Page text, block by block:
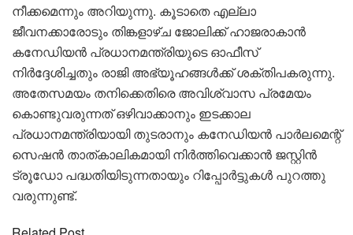
നീക്കമെന്നും അറിയുന്നു. കൂടാതെ എല്ലാ
ജീവനക്കാരോടും തിങ്കളാഴ്ച ജോലിക്ക് ഹാജരാകാൻ
കനേഡിയൻ പ്രധാനമന്ത്രിയുടെ ഓഫീസ്
നിർദ്ദേശിച്ചതും രാജി അഭ്യൂഹങ്ങൾക്ക് ശക്തിപകരുന്നു.
അതേസമയം തനിക്കെതിരെ അവിശ്വാസ പ്രമേയം
കൊണ്ടുവരുന്നത് ഒഴിവാക്കാനും ഇടക്കാല
പ്രധാനമന്ത്രിയായി തുടരാനും കനേഡിയൻ പാർലമെന്റ്
സെഷൻ താത്കാലികമായി നിർത്തിവെക്കാൻ ജസ്റ്റിൻ
ട്രൂഡോ പദ്ധതിയിടുന്നതായും റിപ്പോർട്ടുകൾ പുറത്തു
വരുന്നുണ്ട്.